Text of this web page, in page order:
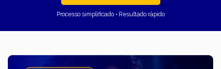
Processo simplificado • Resultado rápido